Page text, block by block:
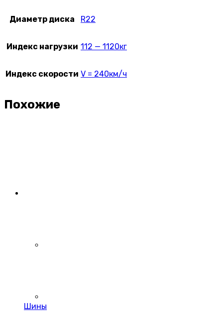
Диаметр диска R22
Индекс нагрузки 112 — 1120кг
Индекс скорости V = 240км/ч
Похожие
Шины